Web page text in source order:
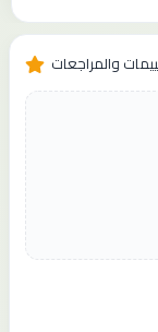
والمراجعات